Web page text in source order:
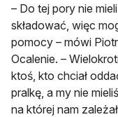
– Do tej pory nie
składować, więc
pomocy – mówi
Ocalenie. –
ktoś, kto chciał
pralkę, a my nie
na której nam